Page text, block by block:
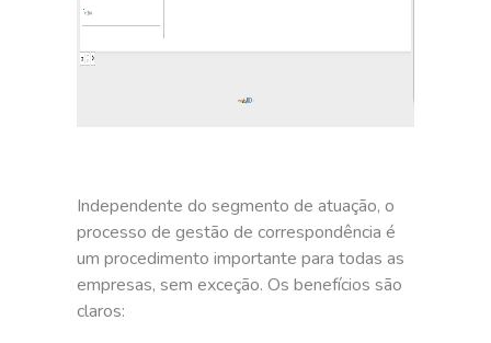
Independente do segmento de atuação, o
processo de gestão de correspondência é
um procedimento importante para todas as
empresas, sem exceção. Os benefícios são
claros: